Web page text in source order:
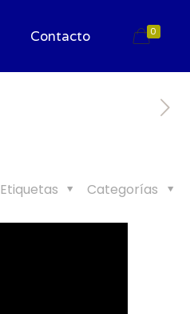
Contacto 0
Categorías
Etiquetas